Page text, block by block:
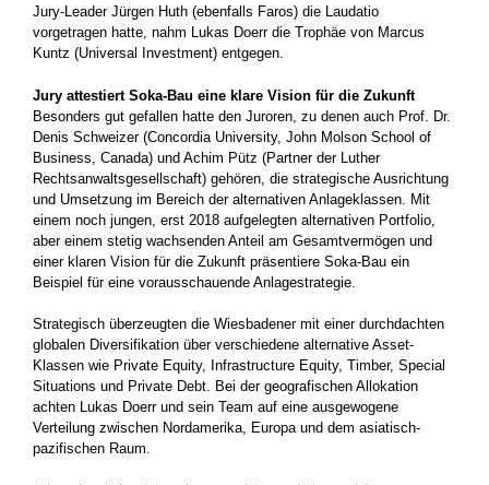
Jury-Leader Jürgen Huth (ebenfalls Faros) die Laudatio
vorgetragen hatte, nahm Lukas Doerr die Trophäe von Marcus
Kuntz (Universal Investment) entgegen.
Jury attestiert Soka-Bau eine klare Vision für die Zukunft
Besonders gut gefallen hatte den Juroren, zu denen auch Prof. Dr.
Denis Schweizer (Concordia University, John Molson School of
Business, Canada) und Achim Pütz (Partner der Luther
Rechtsanwaltsgesellschaft) gehören, die strategische Ausrichtung
und Umsetzung im Bereich der alternativen Anlageklassen. Mit
einem noch jungen, erst 2018 aufgelegten alternativen Portfolio,
aber einem stetig wachsenden Anteil am Gesamtvermögen und
einer klaren Vision für die Zukunft präsentiere Soka-Bau ein
Beispiel für eine vorausschauende Anlagestrategie.
Strategisch überzeugten die Wiesbadener mit einer durchdachten
globalen Diversifikation über verschiedene alternative Asset-
Klassen wie Private Equity, Infrastructure Equity, Timber, Special
Situations und Private Debt. Bei der geografischen Allokation
achten Lukas Doerr und sein Team auf eine ausgewogene
Verteilung zwischen Nordamerika, Europa und dem asiatisch-
pazifischen Raum.